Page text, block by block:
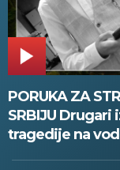
PORUKA ZA
SRBIJU
tragedije na